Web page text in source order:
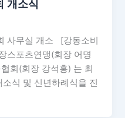
개소식
사무실 개소 [강동소비
스포츠연맹(회장 어명
회(회장 강석홍) 는 최
식 및 신년하례식을 진